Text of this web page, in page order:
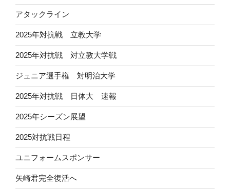
アタックライン
2025年対抗戦 立教大学
2025年対抗戦 対立教大学戦
ジュニア選手権 対明治大学
2025年対抗戦 日体大 速報
2025年シーズン展望
2025対抗戦日程
ユニフォームスポンサー
矢崎君完全復活へ